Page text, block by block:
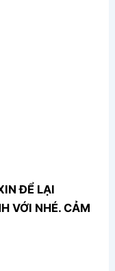
ĐỂ LẠI
VỚI NHÉ. CẢM